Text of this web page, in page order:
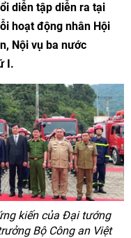
diễn tập diễn ra tại
hoạt động nhân Hội
Nội vụ ba nước
I.
kiến của Đại tướng
Bộ Công an Việt